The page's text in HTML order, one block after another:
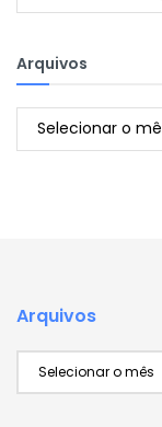
Arquivos
Arquivos
Arquivos